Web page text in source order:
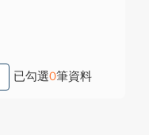
已勾選0筆資料